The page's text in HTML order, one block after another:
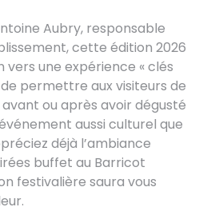
Aubry, responsable
cette édition 2026
vers une expérience « clés
de permettre aux visiteurs de
ou après avoir dégusté
aussi culturel que
déjà l’ambiance
buffet au Barricot
festivalière saura vous